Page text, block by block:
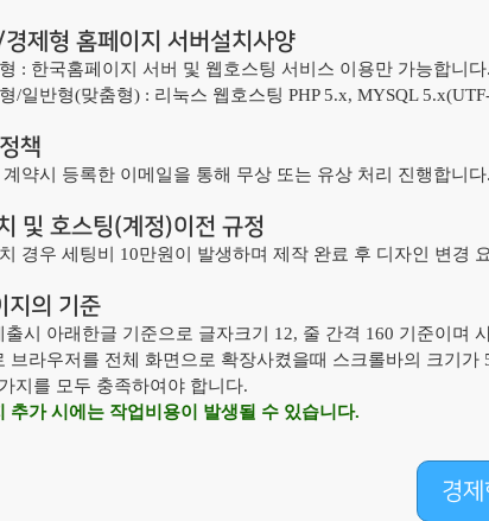
제형 홈페이지 서버설치사양
: 한국홈페이지 서버 및 웹호스팅 서비스 이용만 가능합니다.
/일반형(맞춤형) : 리눅스 웹호스팅 PHP 5.x, MYSQL
책
약시 등록한 이메일을 통해 무상 또는 유상 처리 진행합니다.
및 호스팅(계정)이전 규정
경우 세팅비 10만원이 발생하며 제작 완료 후 디자인 변경
지의 기준
출시 아래한글 기준으로 글자크기 12, 줄 간격 160 기준이며
브라우저를 전체 화면으로 확장사켰을때 스크롤바의 크기가
지를 모두 충족하여야 합니다.
추가 시에는 작업비용이 발생될 수 있습니다.
경제